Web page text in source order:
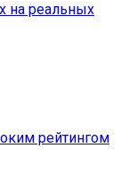
на реальных
рейтингом